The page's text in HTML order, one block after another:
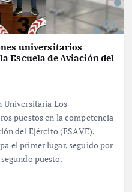
universitarios
Escuela de Aviación del
Universitaria Los
puestos en la competencia
del Ejército (ESAVE).
el primer lugar, seguido por
puesto.